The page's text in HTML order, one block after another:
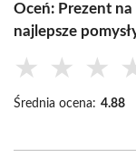
Oceń: Prezent
najlepsze
★ ★ ★
Średnia ocena: 4.88